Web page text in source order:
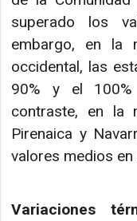
superado los
embargo, en la
occidental, las
90% y el
contraste, en la
Pirenaica y
valores medios en
Variaciones